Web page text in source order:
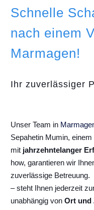
Schnelle
nach einem
Marmagen!
Ihr zuverlässiger
Unser Team in
Sepahetin Mumin,
mit jahrzehntelanger
how, garantieren wir
zuverlässige Betreuung.
– steht Ihnen jederzeit
unabhängig von Ort und